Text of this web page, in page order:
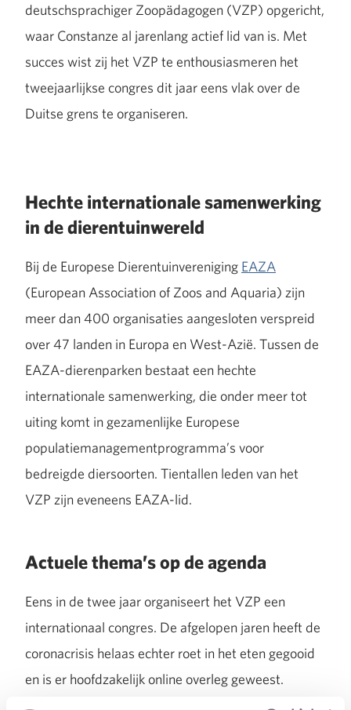
deutschsprachiger Zoopädagogen (VZP) opgericht,
waar Constanze al jarenlang actief lid van is. Met
succes wist zij het VZP te enthousiasmeren het
tweejaarlijkse congres dit jaar eens vlak over de
Duitse grens te organiseren.
Hechte internationale samenwerking
in de dierentuinwereld
Bij de Europese Dierentuinvereniging EAZA
(European Association of Zoos and Aquaria) zijn
meer dan 400 organisaties aangesloten verspreid
over 47 landen in Europa en West-Azië. Tussen de
EAZA-dierenparken bestaat een hechte
internationale samenwerking, die onder meer tot
uiting komt in gezamenlijke Europese
populatiemanagementprogramma’s voor
bedreigde diersoorten. Tientallen leden van het
VZP zijn eveneens EAZA-lid.
Actuele thema’s op de agenda
Eens in de twee jaar organiseert het VZP een
internationaal congres. De afgelopen jaren heeft de
coronacrisis helaas echter roet in het eten gegooid
en is er hoofdzakelijk online overleg geweest.
Thema’s die onder meer op de agenda staan zijn